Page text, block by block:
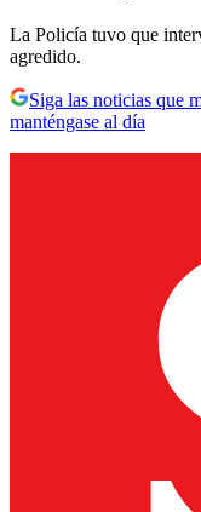
La Policía tuvo que
agredido.
Siga las noticias que
manténgase al día